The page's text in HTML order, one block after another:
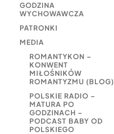
GODZINA
WYCHOWAWCZA
PATRONKI
MEDIA
ROMANTYKON –
KONWENT
MIŁOŚNIKÓW
ROMANTYZMU (BLOG)
POLSKIE RADIO –
MATURA PO
GODZINACH –
PODCAST BABY OD
POLSKIEGO